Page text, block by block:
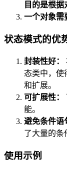
目的是根据
一个对象需
状态模式的优
封装性好：
态类中，使
和扩展。
可扩展性：
能。
避免条件语
了大量的条
使用示例